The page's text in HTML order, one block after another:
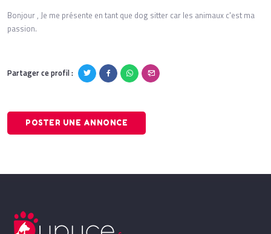
Bonjour , Je me présente en tant que dog sitter car les animaux c'est ma
passion.
Partager ce profil :
POSTER UNE ANNONCE